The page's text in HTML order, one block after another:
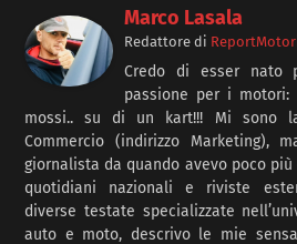
Marco Lasala
Redattore di
Credo di esser nato
passione per i
mossi.. su di un kart!!! Mi sono
Commercio (indirizzo
giornalista da quando avevo poco
quotidiani nazionali e riviste
diverse testate specializzate
auto e moto, descrivo le mie